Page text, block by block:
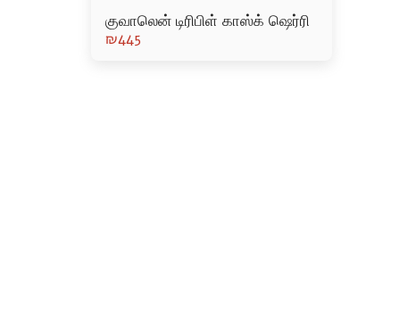
குவாலென் டிரிபிள் காஸ்க் ஷெர்ரி
₪445